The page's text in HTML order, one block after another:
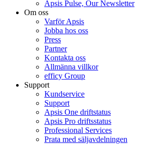
Apsis Pulse, Our Newsletter
Om oss
Varför Apsis
Jobba hos oss
Press
Partner
Kontakta oss
Allmänna villkor
efficy Group
Support
Kundservice
Support
Apsis One driftstatus
Apsis Pro driftsstatus
Professional Services
Prata med säljavdelningen